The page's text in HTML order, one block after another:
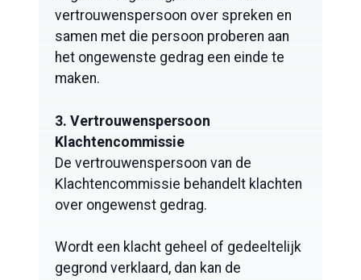
vertrouwenspersoon over spreken en
samen met die persoon proberen aan
het ongewenste gedrag een einde te
maken.
3. Vertrouwenspersoon
Klachtencommissie
De vertrouwenspersoon van de
Klachtencommissie behandelt klachten
over ongewenst gedrag.
Wordt een klacht geheel of gedeeltelijk
gegrond verklaard, dan kan de